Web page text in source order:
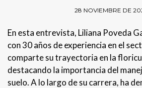
28 NOVIEMBRE DE
En esta entrevista, Liliana Poveda
con 30 años de experiencia en el
comparte su trayectoria en la
destacando la importancia del
suelo. A lo largo de su carrera, ha